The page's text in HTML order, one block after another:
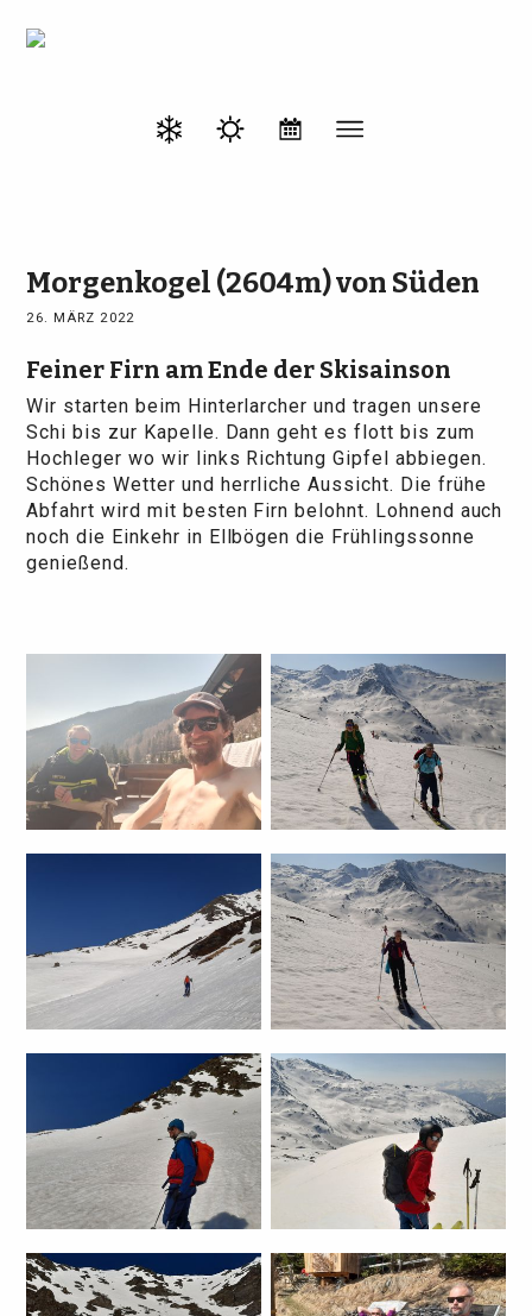
Morgenkogel (2604m) von Süden
26. MÄRZ 2022
Feiner Firn am Ende der Skisainson
Wir starten beim Hinterlarcher und tragen unsere
Schi bis zur Kapelle. Dann geht es flott bis zum
Hochleger wo wir links Richtung Gipfel abbiegen.
Schönes Wetter und herrliche Aussicht. Die frühe
Abfahrt wird mit besten Firn belohnt. Lohnend auch
noch die Einkehr in Ellbögen die Frühlingssonne
genießend.